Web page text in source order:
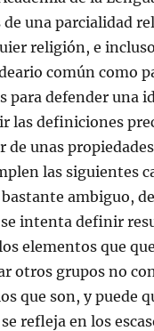
una parcialidad
religión, e
común como
para defender una
las definiciones
unas
las siguientes
ambiguo,
intenta definir
elementos que
otros grupos no
que son, y puede
refleja en los